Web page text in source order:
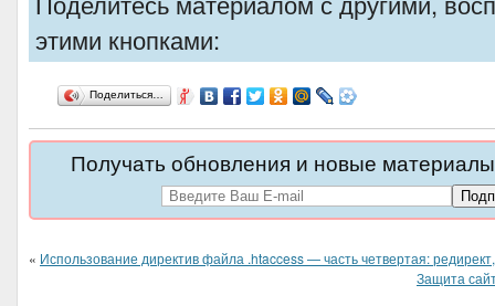
этими кнопками:
Поделиться…
Получать обновления и новые
« Использование директив файла .htaccess — часть четвертая:
Защита